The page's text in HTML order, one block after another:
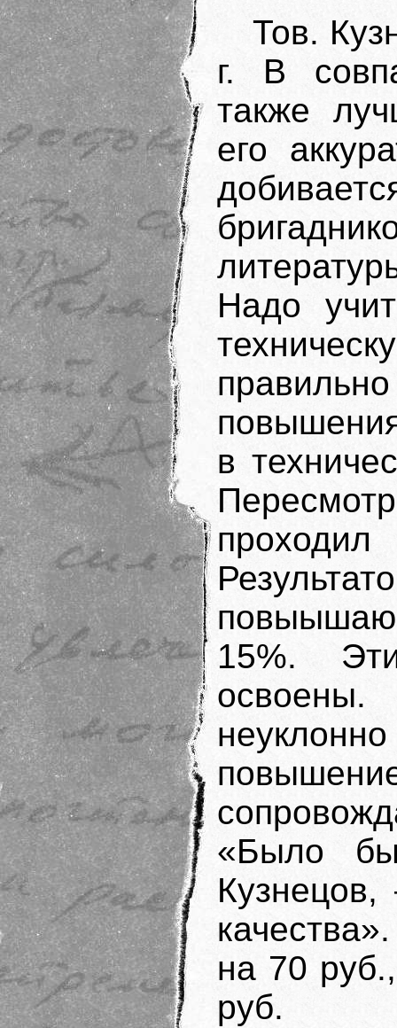
Тов.
г. В
также
его
Надо
в
15%.
«Было
на 70
руб.